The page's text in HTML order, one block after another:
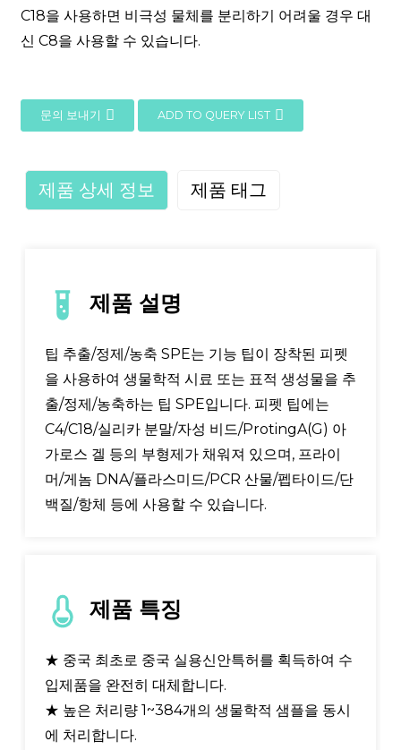
C18을 사용하면 비극성 물체를 분리하기 어려울 경우 대
신 C8을 사용할 수 있습니다.
문의 보내기 ADD TO QUERY LIST
제품 상세 정보 제품 태그
제품 설명
팁 추출/정제/농축 SPE는 기능 팁이 장착된 피펫
을 사용하여 생물학적 시료 또는 표적 생성물을 추
출/정제/농축하는 팁 SPE입니다. 피펫 팁에는
C4/C18/실리카 분말/자성 비드/ProtingA(G) 아
가로스 겔 등의 부형제가 채워져 있으며, 프라이
머/게놈 DNA/플라스미드/PCR 산물/펩타이드/단
백질/항체 등에 사용할 수 있습니다.
제품 특징
★ 중국 최초로 중국 실용신안특허를 획득하여 수
입제품을 완전히 대체합니다.
★ 높은 처리량 1~384개의 생물학적 샘플을 동시
에 처리합니다.